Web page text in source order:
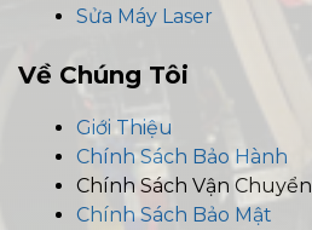
Sửa Máy Laser
Về Chúng Tôi
Giới Thiệu
Chính Sách Bảo Hành
Chính Sách Vận Chuyển
Chính Sách Bảo Mật